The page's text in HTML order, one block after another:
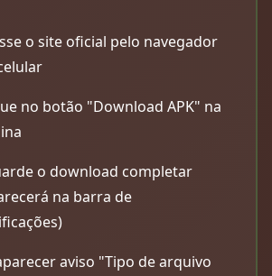
o site oficial pelo navegador
no botão "Download APK" na
o download completar
na barra de
aviso "Tipo de arquivo